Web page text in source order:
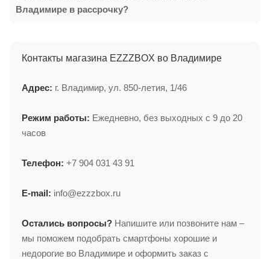
Владимире в рассрочку?
Контакты магазина EZZZBOX во Владимире
Адрес: г. Владимир, ул. 850-летия, 1/46
Режим работы: Ежедневно, без выходных с 9 до 20
часов
Телефон: +7 904 031 43 91
E-mail: info@ezzzbox.ru
Остались вопросы? Напишите или позвоните нам –
мы поможем подобрать смартфоны хорошие и
недорогие во Владимире и оформить заказ с